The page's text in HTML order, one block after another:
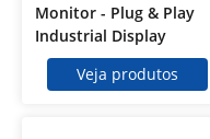
Monitor - Plug & Play
Industrial Display
Veja produtos